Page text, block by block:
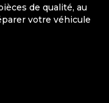
de qualité, au
votre véhicule